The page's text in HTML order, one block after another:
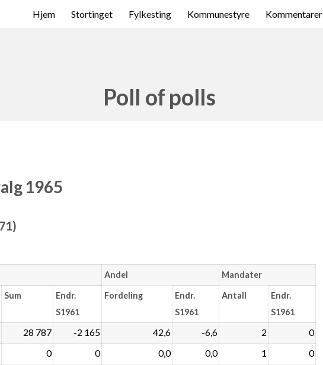
Hjem Stortinget Fylkesting Kommunestyre Kommentarer
Poll of polls
1965
Andel Mandater
Sum
Endr.
S1961
Fordeling
Endr.
S1961
Antall
Endr.
S1961
28 787 -2 165 42,6 -6,6 2 0
0 0 0,0 0,0 1 0